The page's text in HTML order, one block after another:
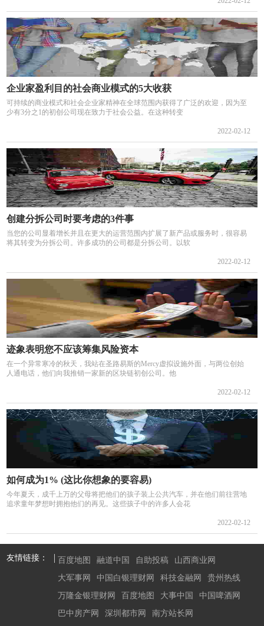
企业家盈利目的社会商业模式的5大收获
可持续的商业模式和社会企业家精神在全球范围内获得了广泛的欢迎，因为至
少有3分之1的初创公司现在致力于社会公益。在这种转变
2022-02-12
创建分拆公司时要考虑的3件事
当您的公司显着增长并且在更大的运营范围内扩展了新产品或服务时，很容易
将其转变为分拆公司。许多成功的公司都是分拆公司。以软
2022-02-12
迹象表明您不应该筹集风险资本
在一个异常寒冷的秋天，我站在圣路易斯的Mercy虚拟设施外面，与两位创始
人通电话，他们向我推销一家新的区块链初创公司。他
2022-02-12
如何成为1% (这比你想象的要容易)
今年夏天，成千上万的父母将把他们的孩子装上公共汽车，并在他们前往营地
追求童年梦想时拥抱他们的再见。这些孩子中的许多人会花
2022-02-12
友情链接： 百度地图 融道中国 自助投稿
山西商业网
大军事网
中国白银理财网 科技金融网
贵州热线
万隆金银理财网
百度地图 大事中国
中国啤酒网
巴中房产网
深圳都市网 南方站长网